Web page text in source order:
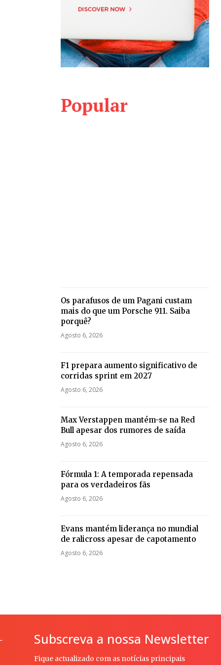
Popular
Os parafusos de um Pagani custam
mais do que um Porsche 911. Saiba
porquê?
Agosto 6, 2026
F1 prepara aumento significativo de
corridas sprint em 2027
Agosto 6, 2026
Max Verstappen mantém-se na Red
Bull apesar dos rumores de saída
Agosto 6, 2026
Fórmula 1: A temporada repensada
para os verdadeiros fãs
Agosto 6, 2026
Evans mantém liderança no mundial
de ralicross apesar de capotamento
Agosto 6, 2026
Subscreva a nossa Newsletter
Fique actualizado com as notícias principais